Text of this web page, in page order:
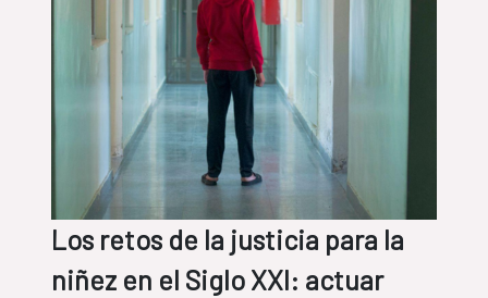
Los retos de la justicia para la
niñez en el Siglo XXI: actuar